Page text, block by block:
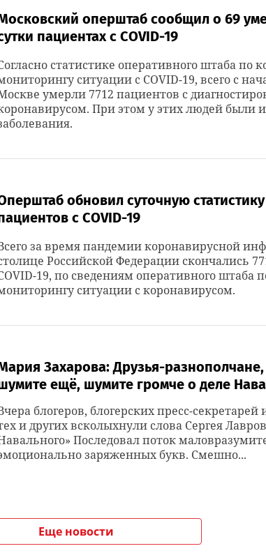
оперштаб сообщил о 69
пациентах с COVID-19
статистике оперативного штаба по
ситуации с COVID-19, всего с
умерли 7712 пациентов с
При этом у этих людей были и
обновил суточную
с COVID-19
за время пандемии коронавирусной
Российской Федерации скончались
19, по сведениям оперативного штаба
ситуации с коронавирусом.
Захарова: Друзья-
ещё, шумите громче о деле
блогеров, блогерских пресс-
и других всколыхнули слова Сергея
Последовал поток
заряженных букв. Смешно...
Еще новости